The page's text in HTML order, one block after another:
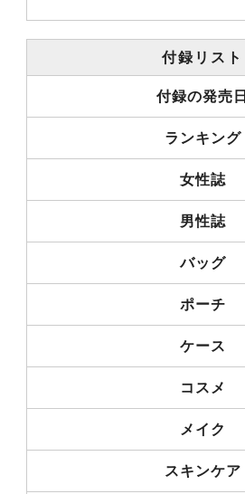
付録リスト
付録の発売日
ランキング
女性誌
男性誌
バッグ
ポーチ
ケース
コスメ
メイク
スキンケア